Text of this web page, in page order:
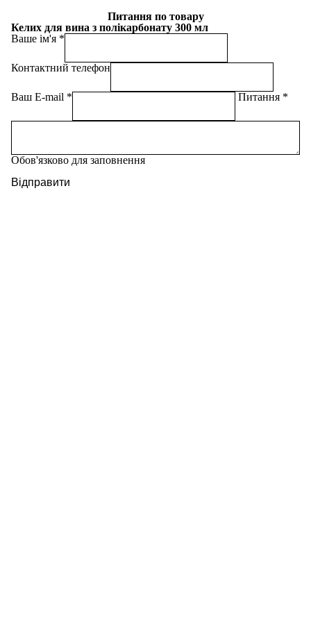
Питання по товару
Келих для вина з полікарбонату 300 мл
Ваше ім'я
Контактний телефон
Ваш E-mail Питання
Обов'язково для заповнення
Відправити